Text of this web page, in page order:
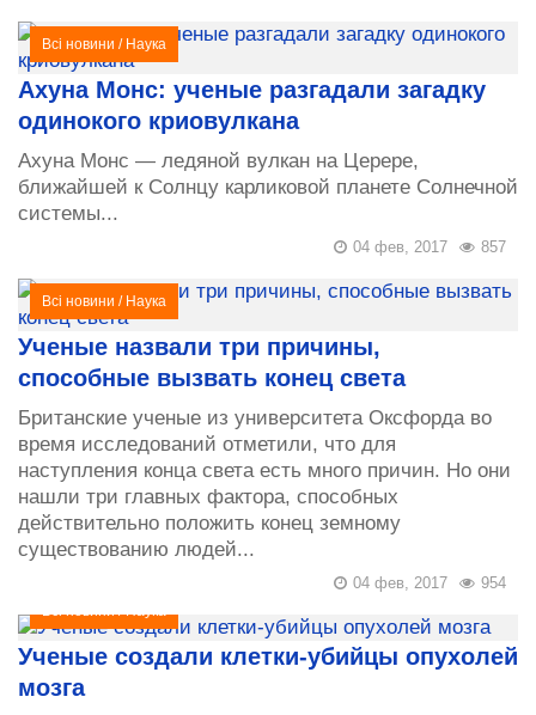
Всі новини / Наука
Ахуна Монс: ученые разгадали загадку
одинокого криовулкана
Ахуна Монс — ледяной вулкан на Церере,
ближайшей к Солнцу карликовой планете Солнечной
системы...
857
04 фев, 2017
Всі новини / Наука
Ученые назвали три причины,
способные вызвать конец света
Британские ученые из университета Оксфорда во
время исследований отметили, что для
наступления конца света есть много причин. Но они
нашли три главных фактора, способных
действительно положить конец земному
существованию людей...
954
04 фев, 2017
Всі новини/Наука
Ученые создали клетки-убийцы опухолей
мозга